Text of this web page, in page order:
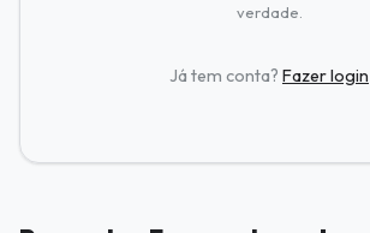
verdade.
Já tem conta? Fazer login